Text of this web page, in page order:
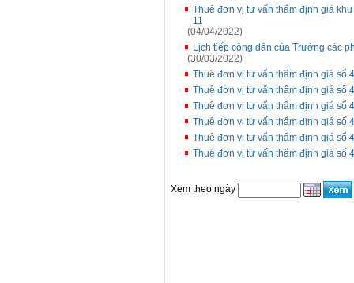
Thuê đơn vị tư vấn thẩm định giá
11
(04/04/2022)
Lịch tiếp công dân của Trưởng các
(30/03/2022)
Thuê đơn vị tư vấn thẩm định giá số
Thuê đơn vị tư vấn thẩm định giá số
Thuê đơn vị tư vấn thẩm định giá số
Thuê đơn vị tư vấn thẩm định giá số
Thuê đơn vị tư vấn thẩm định giá số
Thuê đơn vị tư vấn thẩm định giá số
Xem theo ngày